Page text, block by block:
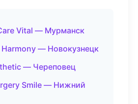
Vital — Мурманск
— Новокузнецк
— Череповец
Smile — Нижний